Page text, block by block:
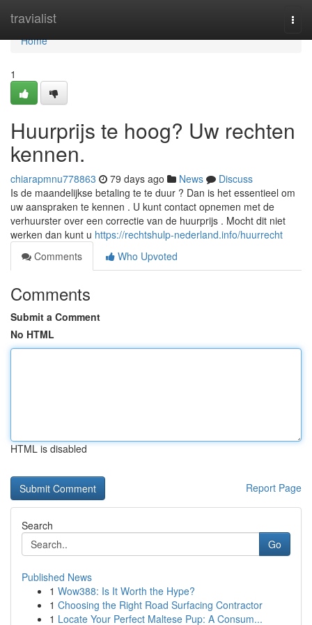
travialist
Home
Home
1
Huurprijs te hoog? Uw rechten
kennen.
chiarapmnu778863 79 days ago News
Discuss
Is de maandelijkse betaling te te duur ? Dan is het essentieel om
uw aanspraken te kennen . U kunt contact opnemen met de
verhuurster over een correctie van de huurprijs . Mocht dit niet
werken dan kunt u https://rechtshulp-nederland.info/huurrecht
Comments
Who Upvoted
Comments
Submit a Comment
No HTML
HTML is disabled
Report Page
Search
Go
Published News
1 Wow388: Is It Worth the Hype?
1 Choosing the Right Road Surfacing Contractor
1 Locate Your Perfect Maltese Pup: A Consum...